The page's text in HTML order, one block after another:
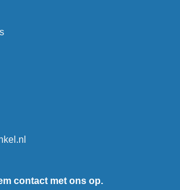
contact met ons op.